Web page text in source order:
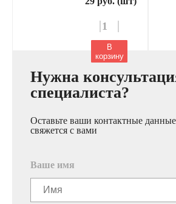
В
корзину
Нужна
специалиста?
Оставьте ваши контактные
свяжется с вами
Ваше имя